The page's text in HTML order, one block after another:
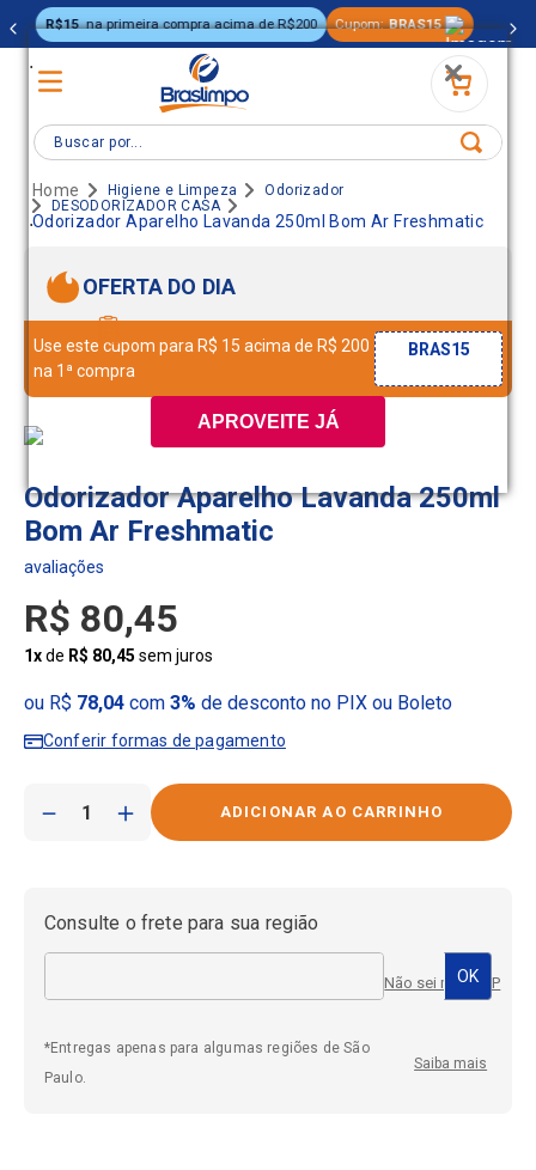
.
.
APROVEITE JÁ
3%OFF no PIX ou boleto
Buscar por...
Higiene e Limpeza
Odorizador
DESODORIZADOR CASA
Odorizador Aparelho Lavanda 250ml Bom Ar Freshmatic
OFERTA DO DIA
Use este cupom para R$ 15 acima de R$ 200
na 1ª compra
BRAS15
Odorizador Aparelho Lavanda 250ml
Bom Ar Freshmatic
R$ 80,45
1xde R$ 80,45 sem juros
ou R$ 78,04com 3% de desconto no PIX ou Boleto
Conferir formas de pagamento
＋
－
Consulte o frete para sua região
Não sei meu CEP
*Entregas apenas para algumas regiões de São
Paulo.
Saiba mais